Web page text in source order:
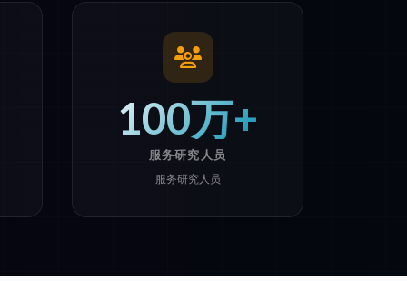
100万+
服务研究人员
服务研究人员